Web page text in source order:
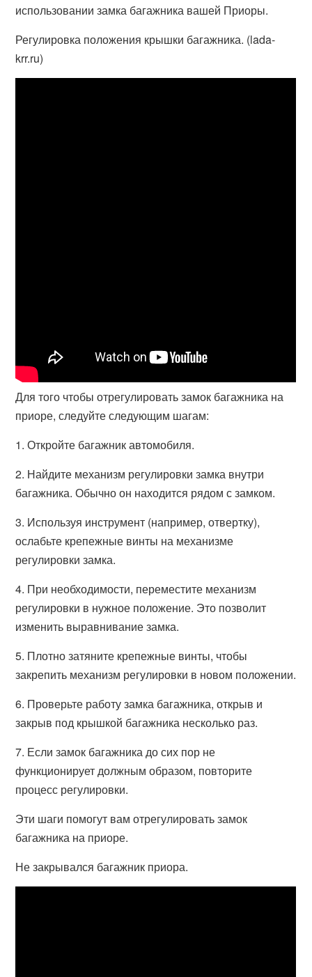
использовании замка багажника вашей Приоры.
Регулировка положения крышки багажника. (lada-
krr.ru)
Для того чтобы отрегулировать замок багажника на
приоре, следуйте следующим шагам:
1. Откройте багажник автомобиля.
2. Найдите механизм регулировки замка внутри
багажника. Обычно он находится рядом с замком.
3. Используя инструмент (например, отвертку),
ослабьте крепежные винты на механизме
регулировки замка.
4. При необходимости, переместите механизм
регулировки в нужное положение. Это позволит
изменить выравнивание замка.
5. Плотно затяните крепежные винты, чтобы
закрепить механизм регулировки в новом положении.
6. Проверьте работу замка багажника, открыв и
закрыв под крышкой багажника несколько раз.
7. Если замок багажника до сих пор не
функционирует должным образом, повторите
процесс регулировки.
Эти шаги помогут вам отрегулировать замок
багажника на приоре.
Не закрывался багажник приора.